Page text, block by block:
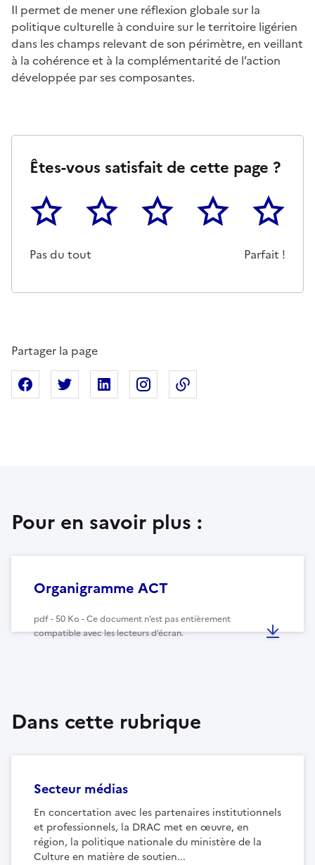
Il permet de mener une réflexion globale sur la
politique culturelle à conduire sur le territoire ligérien
dans les champs relevant de son périmètre, en veillant
à la cohérence et à la complémentarité de l’action
développée par ses composantes.
Êtes-vous satisfait de cette page ?
1
Pas du tout
2 3 4 5
Parfait !
Partager la page
Partager sur Facebook
Partager sur XPartager sur Linkedin
Partager sur Instagram
Pour en savoir plus :
Organigramme ACT
pdf - 50 Ko - Ce document n’est pas entièrement
compatible avec les lecteurs d’écran.
Dans cette rubrique
Secteur médias
En concertation avec les partenaires institutionnels
et professionnels, la DRAC met en œuvre, en
région, la politique nationale du ministère de la
Culture en matière de soutien...